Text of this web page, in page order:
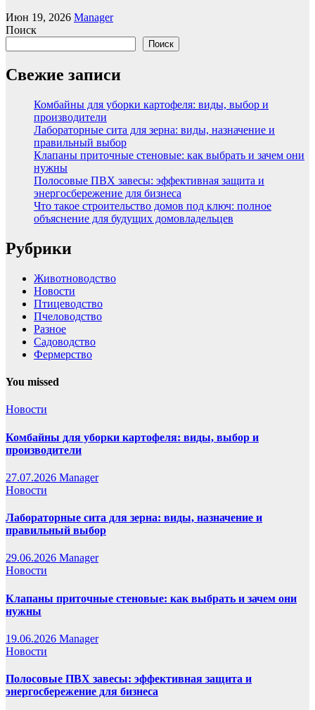
Июн 19, 2026 Manager
Поиск
Поиск
Свежие записи
Комбайны для уборки картофеля: виды, выбор и
производители
Лабораторные сита для зерна: виды, назначение и
правильный выбор
Клапаны приточные стеновые: как выбрать и зачем они
нужны
Полосовые ПВХ завесы: эффективная защита и
энергосбережение для бизнеса
Что такое строительство домов под ключ: полное
объяснение для будущих домовладельцев
Рубрики
Животноводство
Новости
Птицеводство
Пчеловодство
Разное
Садоводство
Фермерство
You missed
Новости
Комбайны для уборки картофеля: виды, выбор и
производители
27.07.2026 Manager
Новости
Лабораторные сита для зерна: виды, назначение и
правильный выбор
29.06.2026 Manager
Новости
Клапаны приточные стеновые: как выбрать и зачем они
нужны
19.06.2026 Manager
Новости
Полосовые ПВХ завесы: эффективная защита и
энергосбережение для бизнеса